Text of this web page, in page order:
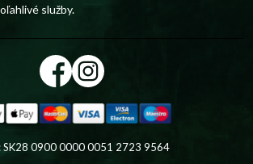
služby.
SK28 0900 0000 0051 2723 9564